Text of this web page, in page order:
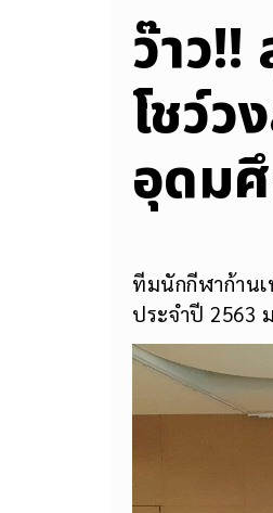
ว๊าว
โชว์
อุดม
ทีมนักกีฬาก้านเ
ประจำปี 2563